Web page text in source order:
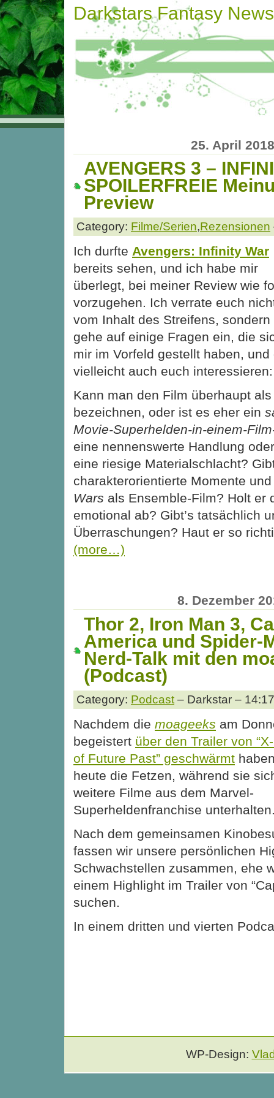
Darkstars Fantasy News
25. April 2018
AVENGERS 3 –
SPOILERFREIE
Preview
Category: Filme/Serien,Rezensionen
Ich durfte Avengers: Infinity War
bereits sehen, und ich habe mir
überlegt, bei meiner Review wie
vorzugehen. Ich verrate euch
vom Inhalt des Streifens, sondern
gehe auf einige Fragen ein, die
mir im Vorfeld gestellt haben, und
vielleicht auch euch interessieren:
Kann man den Film überhaupt
bezeichnen, oder ist es eher ein
Movie-Superhelden-in-einem-
eine nennenswerte Handlung
eine riesige Materialschlacht?
charakterorientierte Momente
Wars als Ensemble-Film? Holt er
emotional ab? Gibt’s tatsächlich
Überraschungen? Haut er so
(more…)
8. Dezember
Thor 2, Iron Man 3,
America und Spider-
Nerd-Talk mit den
(Podcast)
Category: Podcast – Darkstar – 14:17
Nachdem die moageeks am
begeistert über den Trailer von
of Future Past” geschwärmt
heute die Fetzen, während sie
weitere Filme aus dem Marvel-
Superheldenfranchise
Nach dem gemeinsamen
fassen wir unsere persönlichen
Schwachstellen zusammen, ehe
einem Highlight im Trailer von
suchen.
In einem dritten und vierten
WP-Design: